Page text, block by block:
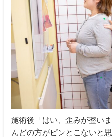
施術後「はい、歪みが整い
んどの方がピンとこないと思